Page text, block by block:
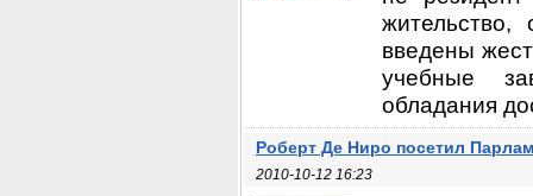
жительство,
введены
учебные
обладания
Pоберт Де Ниро посетил
2010-10-12 16:23